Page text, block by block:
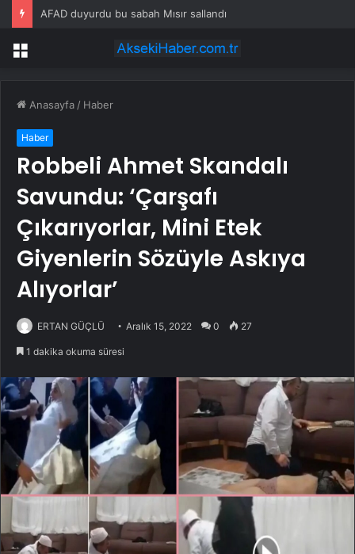
AFAD duyurdu bu sabah Mısır sallandı
Menü
Anasayfa / Haber
Haber
Robbeli Ahmet Skandalı
Savundu: ‘Çarşafı
Çıkarıyorlar, Mini Etek
Giyenlerin Sözüyle Askıya
Alıyorlar’
ERTAN GÜÇLÜ Aralık 15, 2022 0 27
1 dakika okuma süresi